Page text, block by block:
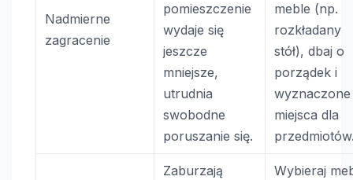
Nadmierne
zagracenie
pomieszczenie
wydaje się
jeszcze
mniejsze,
utrudnia
swobodne
poruszanie się.
meble (np.
rozkładany
stół), dbaj o
porządek i
wyznaczone
miejsca dla
Zaburzają
Wybieraj